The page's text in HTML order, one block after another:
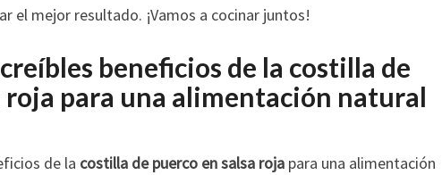
el mejor resultado. ¡Vamos a cocinar juntos!
beneficios de la costilla de
roja para una alimentación natural
de la costilla de puerco en salsa roja para una alimentación